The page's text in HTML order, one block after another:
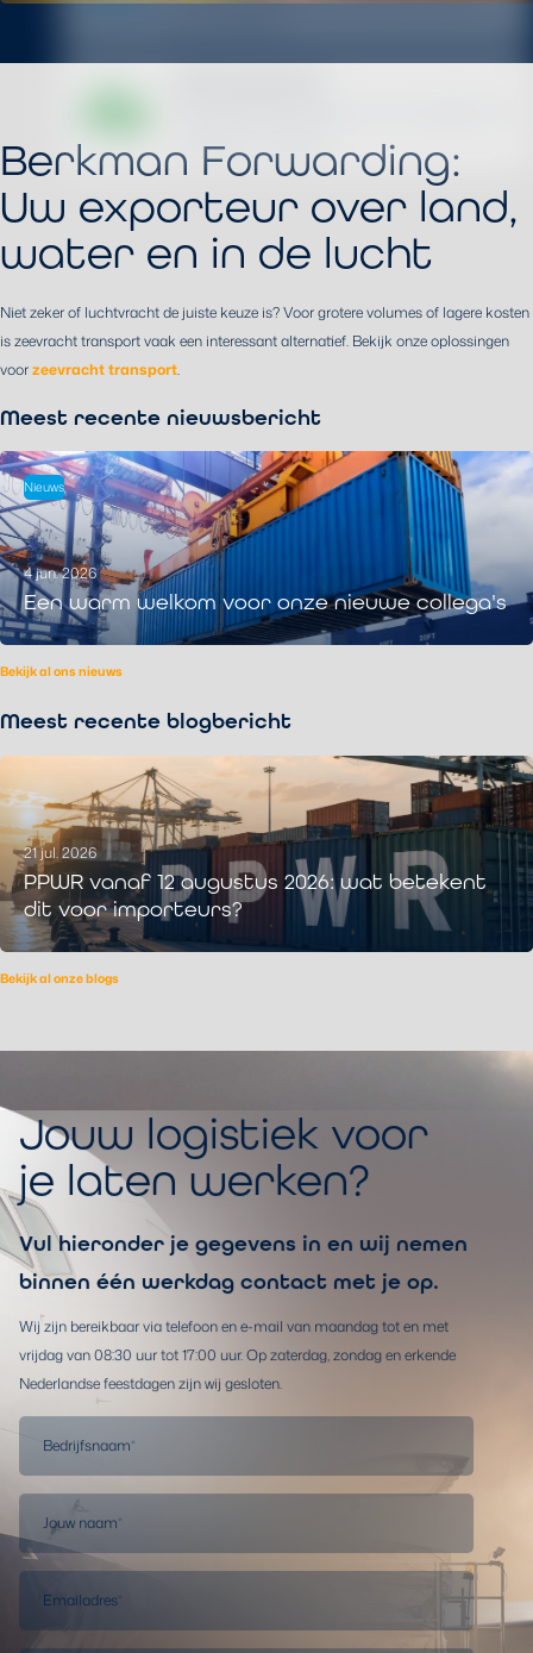
Berkman Forwarding:
Uw exporteur over land,
water en in de lucht
Niet zeker of luchtvracht de juiste keuze is? Voor grotere volumes of lagere kosten
is zeevracht transport vaak een interessant alternatief. Bekijk onze oplossingen
voorzeevracht transport.
Meest recente nieuwsbericht
Nieuws
4 jun. 2026
Een warm welkom voor onze nieuwe collega's
Bekijk al ons nieuws
Meest recente blogbericht
21 jul. 2026
PPWR vanaf 12 augustus 2026: wat betekent
dit voor importeurs?
Bekijk al onze blogs
Jouw logistiek voor
je laten werken?
Vul hieronder je gegevens in en wij nemen
binnen één werkdag contact met je op.
Wij zijn bereikbaar via telefoon en e-mail van maandag tot en met
vrijdag van 08:30 uur tot 17:00 uur. Op zaterdag, zondag en erkende
Nederlandse feestdagen zijn wij gesloten.
Bedrijfsnaam*
Jouw naam*
Emailadres*